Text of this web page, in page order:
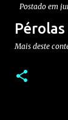
Postagem
Postado em
CONTEÚDO:
CONTEÚDO:
Mais deste